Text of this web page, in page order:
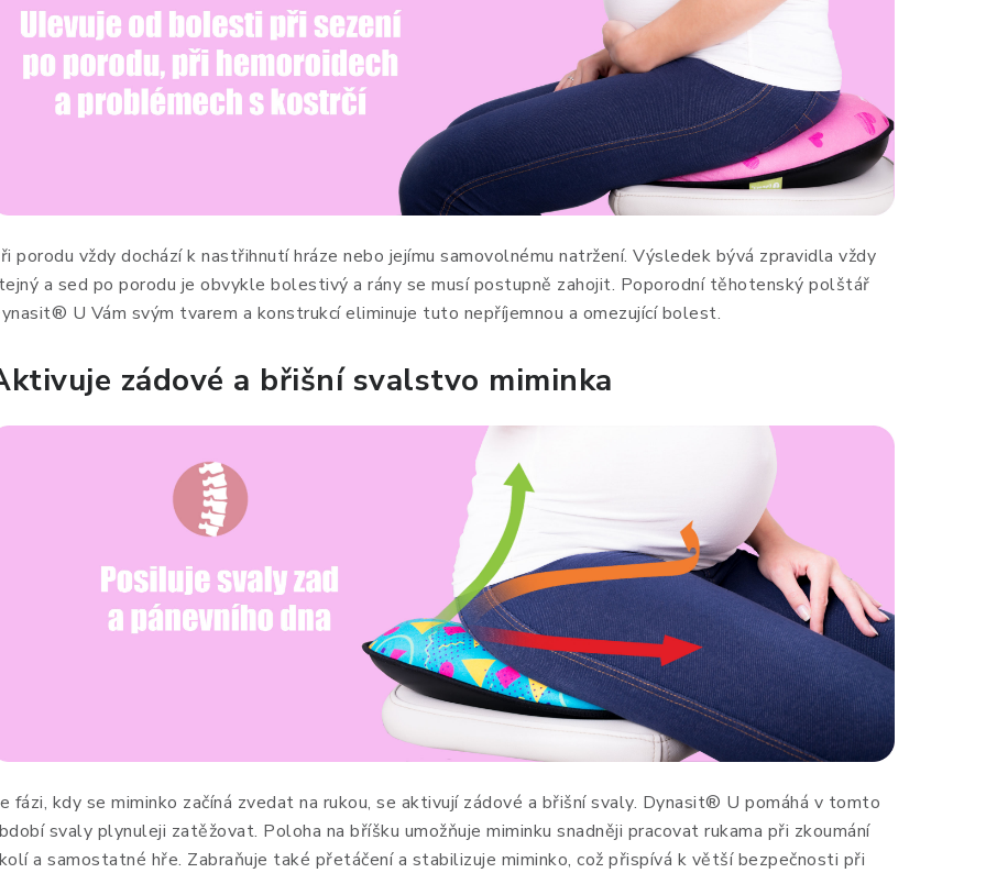
porodu vždy dochází k nastřihnutí hráze nebo jejímu samovolnému natržení. Výsledek bývá zpravidla vždy
a sed po porodu je obvykle bolestivý a rány se musí postupně zahojit. Poporodní těhotenský polštář
U Vám svým tvarem a konstrukcí eliminuje tuto nepříjemnou a omezující bolest.
zádové a břišní svalstvo miminka
fázi, kdy se miminko začíná zvedat na rukou, se aktivují zádové a břišní svaly. Dynasit® U pomáhá v tomto
svaly plynuleji zatěžovat. Poloha na bříšku umožňuje miminku snadněji pracovat rukama při zkoumání
a samostatné hře. Zabraňuje také přetáčení a stabilizuje miminko, což přispívá k větší bezpečnosti při